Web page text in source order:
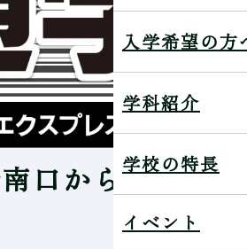
入学希望の方
学科紹介
学校の特長
イベント
口からのアク